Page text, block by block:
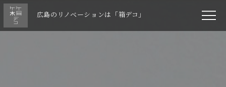
広島のリノベーションは「箱デコ」